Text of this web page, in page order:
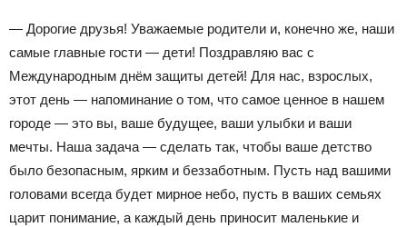
— Дорогие друзья! Уважаемые родители и, конечно же, наши
самые главные гости — дети! Поздравляю вас с
Международным днём защиты детей! Для нас, взрослых,
этот день — напоминание о том, что самое ценное в нашем
городе — это вы, ваше будущее, ваши улыбки и ваши
мечты. Наша задача — сделать так, чтобы ваше детство
было безопасным, ярким и беззаботным. Пусть над вашими
головами всегда будет мирное небо, пусть в ваших семьях
царит понимание, а каждый день приносит маленькие и